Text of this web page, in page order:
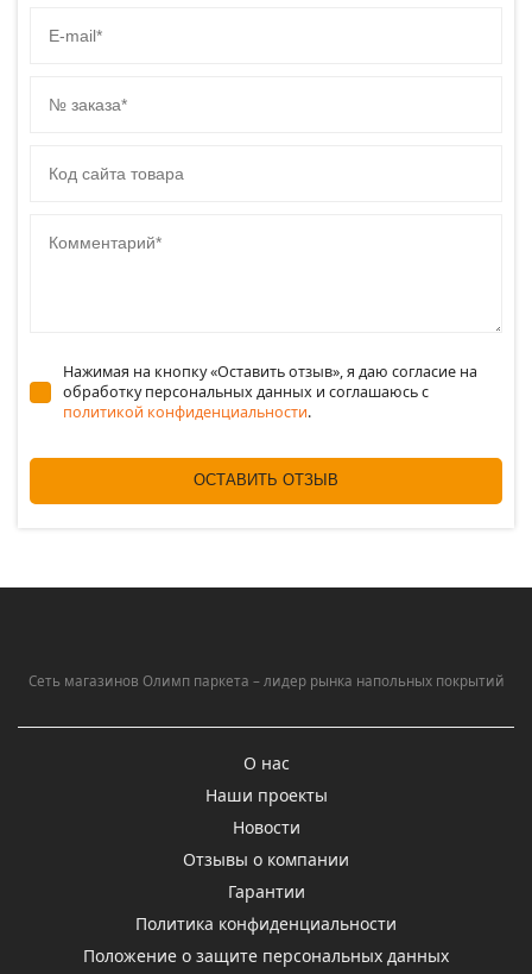
Нажимая на кнопку «Оставить отзыв», я даю согласие на
обработку персональных данных и соглашаюсь c
политикой конфиденциальности.
ОСТАВИТЬ ОТЗЫВ
Сеть магазинов Олимп паркета – лидер рынка напольных покрытий
О нас
Наши проекты
Новости
Отзывы о компании
Гарантии
Политика конфиденциальности
Положение о защите персональных данных